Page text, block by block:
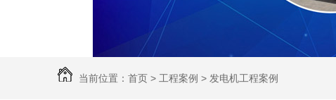
当前位置： 首页 > 工程案例 > 发电机工程案例